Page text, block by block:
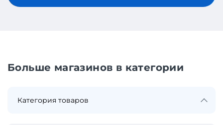
Больше магазинов в категории